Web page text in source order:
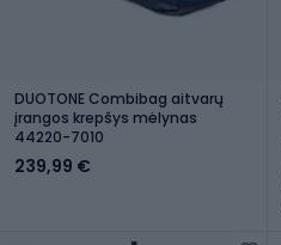
DUOTONE Combibag aitvarų
įrangos krepšys mėlynas
44220-7010
239,99 €